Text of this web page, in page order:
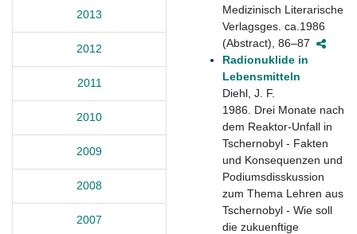
2013
2012
2011
2010
2009
2008
2007
Medizinisch Literarische
Verlagsges. ca.1986
(Abstract), 86–87
Radionuklide in
Lebensmitteln
Diehl, J. F.
1986. Drei Monate nach
dem Reaktor-Unfall in
Tschernobyl - Fakten
und Konsequenzen und
Podiumsdisskussion
zum Thema Lehren aus
Tschernobyl - Wie soll
die zukuenftige